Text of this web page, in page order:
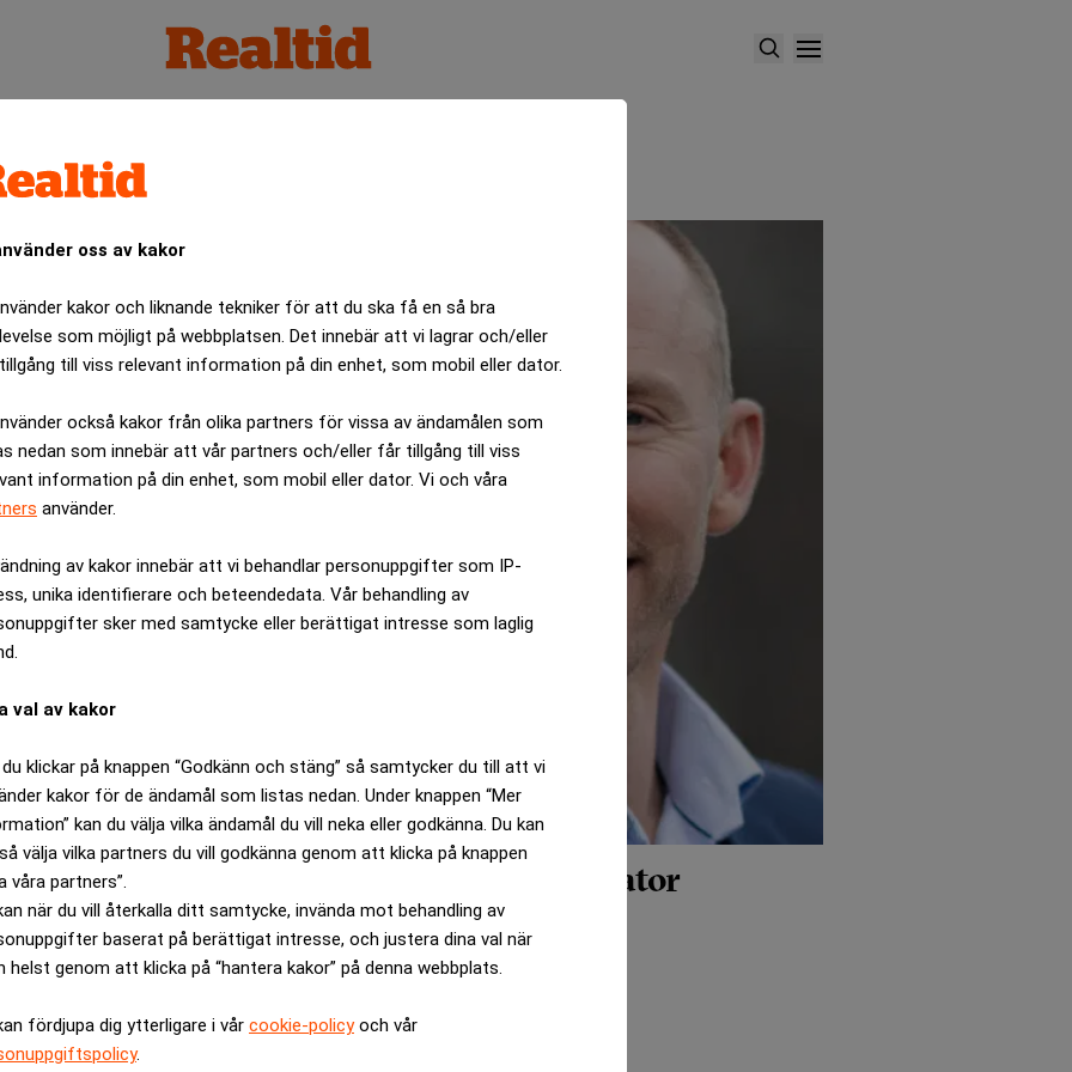
oss av kakor
kakor och liknande tekniker för att du ska få en så bra
som möjligt på webbplatsen. Det innebär att vi lagrar och/eller
till viss relevant information på din enhet, som mobil eller dator.
också kakor från olika partners för vissa av ändamålen som
nedan som innebär att vår partners och/eller får tillgång till viss
information på din enhet, som mobil eller dator. Vi och våra
använder.
av kakor innebär att vi behandlar personuppgifter som IP-
unika identifierare och beteendedata. Vår behandling av
sker med samtycke eller berättigat intresse som laglig
val av kakor
klickar på knappen “Godkänn och stäng” så samtycker du till att vi
kakor för de ändamål som listas nedan. Under knappen “Mer
kan du välja vilka ändamål du vill neka eller godkänna. Du kan
välja vilka partners du vill godkänna genom att klicka på knappen
våra partners”.
när du vill återkalla ditt samtycke, invända mot behandling av
baserat på berättigat intresse, och justera dina val när
helst genom att klicka på “hantera kakor” på denna webbplats.
fördjupa dig ytterligare i vår cookie-policyoch vår
.
veteraner startar Proptech-accelerator